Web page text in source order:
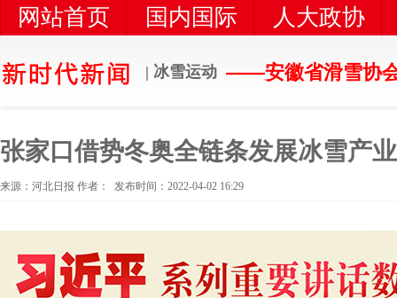
网站首页 国内国际
人大政协
| 冰雪运动 ——安徽省滑雪协
张家口借势冬奥全链条发展冰雪产业
来源：河北日报 作者： 发布时间：2022-04-02 16:29